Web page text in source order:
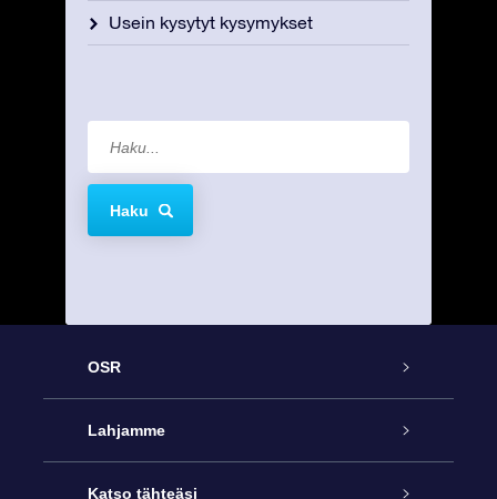
Usein kysytyt kysymykset
Haku
OSR
Palvelu
Ota meihin yhteyttä
Lahjamme
Online Star -lahja
Katso tähteäsi